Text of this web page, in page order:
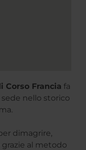
Corso Francia fa
nello storico
dimagrire,
al metodo